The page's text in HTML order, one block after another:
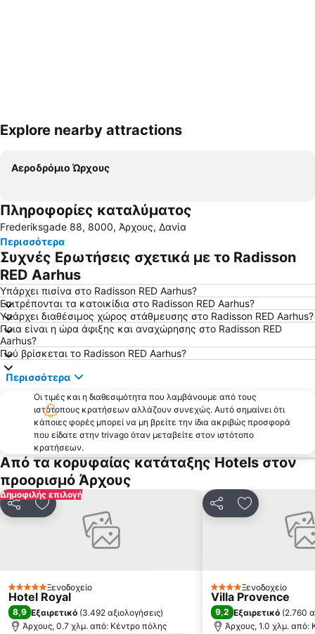
Ανάπτυξη χάρτη
Explore nearby attractions
Αεροδρόμιο Ώρχους
Πληροφορίες καταλύματος
Frederiksgade 88, 8000, Άρχους, Δανία
Περισσότερα
Συχνές Ερωτήσεις σχετικά με το Radisson
RED Aarhus
Υπάρχει πισίνα στο Radisson RED Aarhus?
Επιτρέπονται τα κατοικίδια στο Radisson RED Aarhus?
Υπάρχει διαθέσιμος χώρος στάθμευσης στο Radisson RED Aarhus?
Ποια είναι η ώρα άφιξης και αναχώρησης στο Radisson RED
Aarhus?
Πού βρίσκεται το Radisson RED Aarhus?
Περισσότερα
Οι τιμές και η διαθεσιμότητα που λαμβάνουμε από τους
ιστότοπους κρατήσεων αλλάζουν συνεχώς. Αυτό σημαίνει ότι
κάποιες φορές μπορεί να μη βρείτε την ίδια ακριβώς προσφορά
που είδατε στην trivago όταν μεταβείτε στον ιστότοπο
κρατήσεων.
Από τα κορυφαίας κατάταξης Hotels στον
προορισμό Άρχους
Δημοφιλής επιλογή
ΚοινοποίησηΠροσθήκη στα αγαπημένα
5 ΑστέριαΞενοδοχείο
Hotel Royal
8,9 Εξαιρετικό (3.492 αξιολογήσεις)
Άρχους, 0.7 χλμ. από: Κέντρο πόλης
ΚοινοποίησηΠροσθήκη
4 ΑστέριαΞενοδοχείο
Villa Provence
9,2 Εξαιρετικό (2.760
Άρχους, 1.0 χλμ. από: